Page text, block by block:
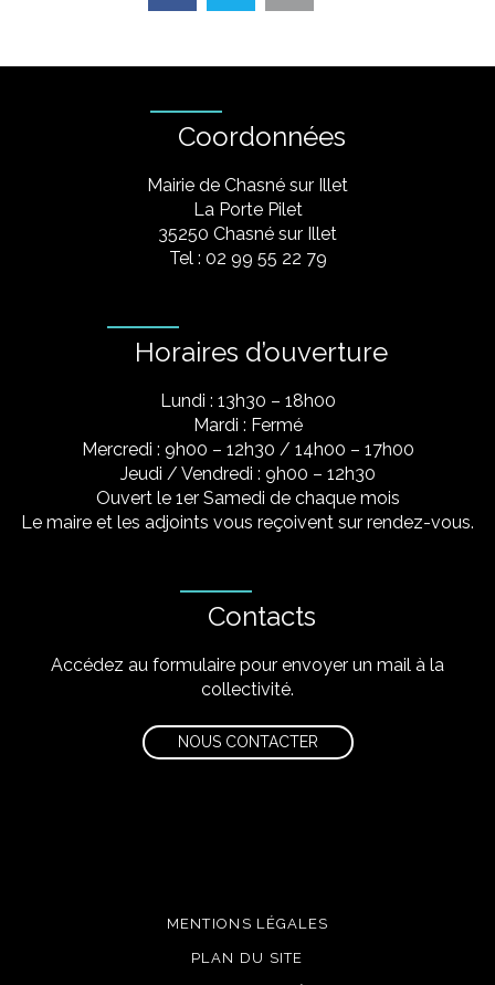
Coordonnées
Mairie de Chasné sur Illet
La Porte Pilet
35250 Chasné sur Illet
Tel : 02 99 55 22 79
Horaires d’ouverture
Lundi : 13h30 – 18h00
Mardi : Fermé
Mercredi : 9h00 – 12h30 / 14h00 – 17h00
Jeudi / Vendredi : 9h00 – 12h30
Ouvert le 1er Samedi de chaque mois
Le maire et les adjoints vous reçoivent sur rendez-vous.
Contacts
Accédez au formulaire pour envoyer un mail à la
collectivité.
NOUS CONTACTER
MENTIONS LÉGALES
PLAN DU SITE